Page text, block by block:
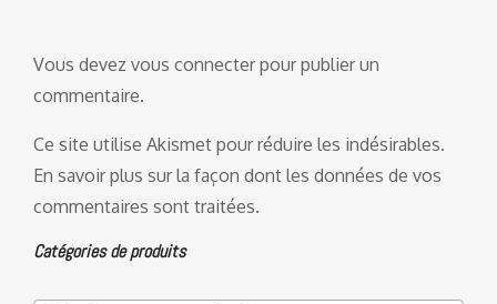
Vous devez vous connecterpour publier un
commentaire.
Ce site utilise Akismet pour réduire les indésirables.
En savoir plus sur la façon dont les données de vos
commentaires sont traitées.
Catégories de produits